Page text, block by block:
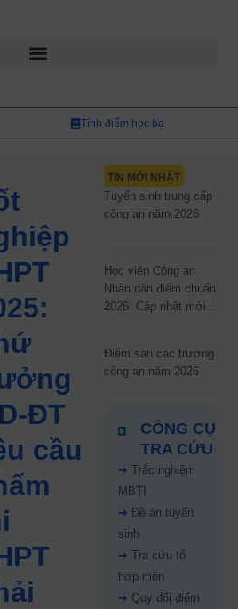
Tính điểm học bạ
cầu
TIN MỚI NHẤT
Tuyển sinh trung cấp
công an năm 2026
Học viện Công an
Nhân dân điểm chuẩn
2026: Cập nhật mới
Điểm sàn các trường
công an năm 2026
CÔNG CỤ
TRA CỨU
➜ Trắc nghiệm
MBTI
➜ Đề án tuyển
sinh
➜ Tra cứu tổ
hợp môn
➜ Quy đổi điểm